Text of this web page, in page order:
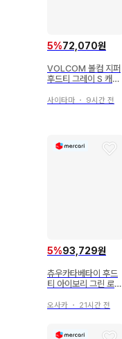
5%72,070원
VOLCOM 볼컴 지퍼
후드티 그레이 S 캐주
사이타마 ・ 9시간 전
5%93,729원
츄우카타베타이 후드
티 아이보리 그린 로고
오사카 ・ 21시간 전